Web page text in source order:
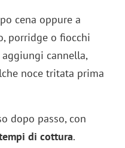
cena oppure a
porridge o fiocchi
aggiungi cannella,
noce tritata prima
dopo passo, con
di cottura.